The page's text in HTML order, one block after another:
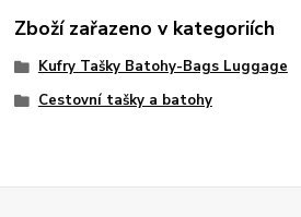
Zboží zařazeno v kategoriích
Kufry Tašky Batohy-Bags Luggage
Cestovní tašky a batohy